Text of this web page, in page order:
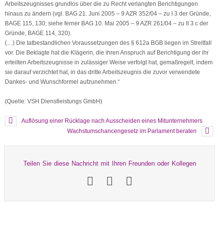
Arbeitszeugnisses grundlos über die zu Recht verlangten Berichtigungen
hinaus zu ändern (vgl. BAG 21. Juni 2005 – 9 AZR 352/04 – zu I 3 der Gründe,
BAGE 115, 130; siehe ferner BAG 10. Mai 2005 – 9 AZR 261/04 – zu II 3 c der
Gründe, BAGE 114, 320).
(…) Die tatbestandlichen Voraussetzungen des § 612a BGB liegen im Streitfall
vor. Die Beklagte hat die Klägerin, die ihren Anspruch auf Berichtigung der ihr
erteilten Arbeitszeugnisse in zulässiger Weise verfolgt hat, gemaßregelt, indem
sie darauf verzichtet hat, in das dritte Arbeitszeugnis die zuvor verwendete
Dankes- und Wunschformel aufzunehmen.“
(Quelle: VSH Dienstleistungs GmbH)
Auflösung einer Rücklage nach Ausscheiden eines Mitunternehmers
Wachstumschancengesetz im Parlament beraten
Teilen Sie diese Nachricht mit Ihren Freunden oder Kollegen